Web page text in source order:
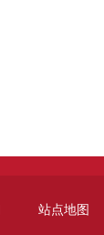
站点地图